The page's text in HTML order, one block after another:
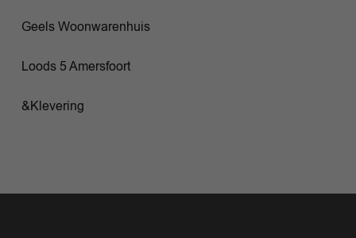
Geels Woonwarenhuis
Loods 5 Amersfoort
&Klevering